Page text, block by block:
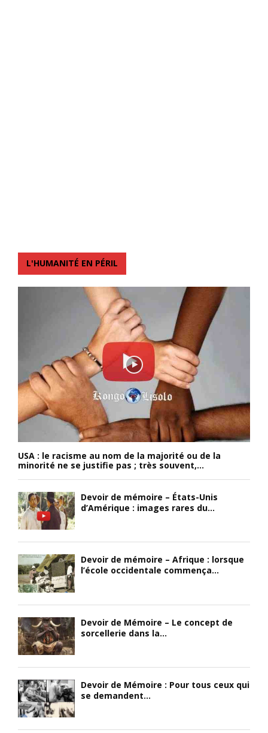
L'HUMANITÉ EN PÉRIL
USA : le racisme au nom de la majorité ou de la
minorité ne se justifie pas ; très souvent,...
Devoir de mémoire – États-Unis
d’Amérique : images rares du...
Devoir de mémoire – Afrique : lorsque
l’école occidentale commença...
Devoir de Mémoire – Le concept de
sorcellerie dans la...
Devoir de Mémoire : Pour tous ceux qui
se demandent...